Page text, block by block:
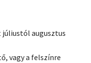
augusztus
vagy a felszínre